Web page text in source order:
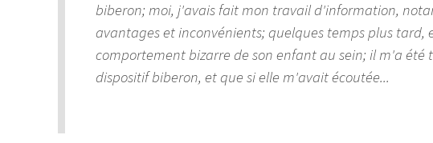
biberon; moi, j'avais fait mon travail d'information,
avantages et inconvénients; quelques temps plus
comportement bizarre de son enfant au sein; il m'a
dispositif biberon, et que si elle m'avait écoutée...